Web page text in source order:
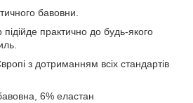
бавовни.
практично до будь-якого
з дотриманням всіх стандартів
6% еластан